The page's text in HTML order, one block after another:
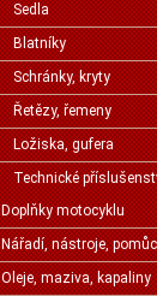
Sedla
Blatníky
Schránky, kryty
Řetězy, řemeny
Ložiska, gufera
Technické
Doplňky motocyklu
Nářadí, nástroje,
Oleje, maziva, kapaliny